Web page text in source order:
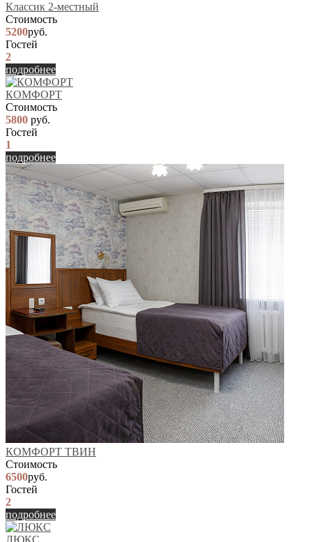
Классик 2-местный
Стоимость
5200руб.
Гостей
2
подробнее
КОМФОРТ
Стоимость
5800 руб.
Гостей
1
подробнее
КОМФОРТ ТВИН
Стоимость
6500руб.
Гостей
2
подробнее